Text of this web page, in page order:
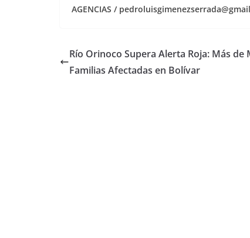
AGENCIAS /
Río Orinoco Supera Alerta Roja: Más de
Familias Afectadas en Bolívar